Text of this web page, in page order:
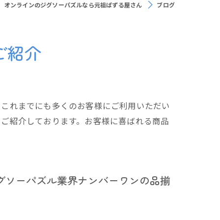
オンラインのジグソーパズルなら元祖ぱずる屋さん ブログ
紹介
れまでにも多くのお客様にご利用いただい
紹介しております。お客様に喜ばれる商品
ーパズル業界ナンバーワンの品揃